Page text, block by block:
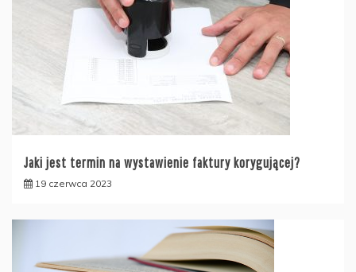
Jaki jest termin na wystawienie faktury korygującej?
19 czerwca 2023